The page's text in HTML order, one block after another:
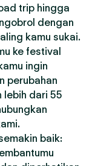
trip hingga
dengan
kamu sukai.
ke festival
ingin
perubahan
lebih dari 55
baik: